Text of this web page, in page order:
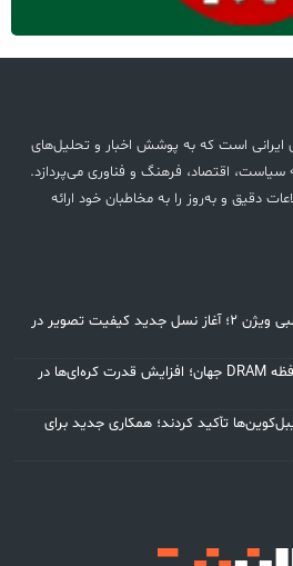
است که به پوشش اخبار و تحلیل‌های
سیاست، اقتصاد، فرهنگ و فناوری می‌پردازد.
دقیق و به‌روز را به مخاطبان خود ارائه
تلویزیون‌های ۲۰۲۶ هایسنس با دالبی ویژن ۲؛ آغاز نسل جدید کیفیت تصویر در
سامسونگ همچنان پادشاه بازار حافظه DRAM جهان؛ افزایش قدرت کره‌ای‌ها در
تأکید کردند؛ همکاری جدید برای